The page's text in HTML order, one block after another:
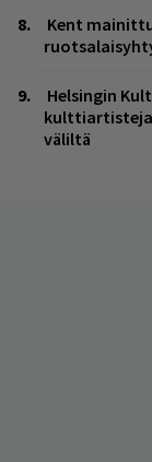
Kent
Helsingin
väliltä